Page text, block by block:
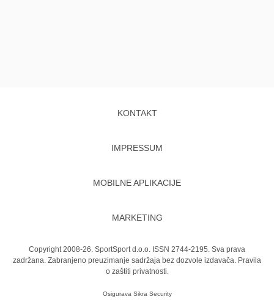
KONTAKT
IMPRESSUM
MOBILNE APLIKACIJE
MARKETING
Copyright 2008-26. SportSport d.o.o. ISSN 2744-2195. Sva prava
zadržana. Zabranjeno preuzimanje sadržaja bez dozvole izdavača. Pravila
o zaštiti privatnosti.
Osigurava Sikra Security